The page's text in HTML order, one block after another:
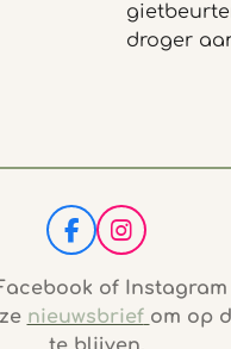
droger
F
a
c
b
I
n
s
t
a
of
nieuwsbrief om op